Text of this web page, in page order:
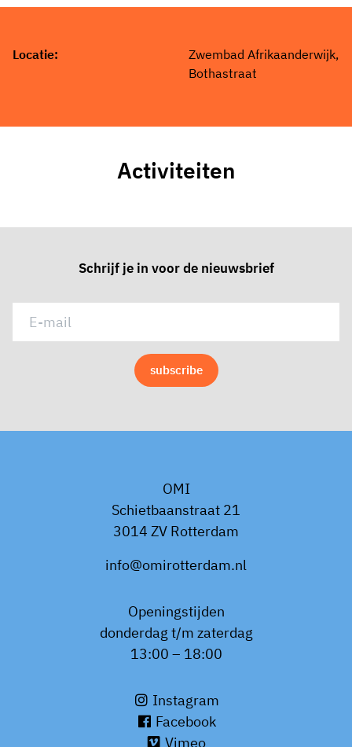
Locatie:
Zwembad Afrikaanderwijk,
Bothastraat
Activiteiten
Schrijf je in voor de nieuwsbrief
OMI
Schietbaanstraat 21
3014 ZV Rotterdam
info@omirotterdam.nl
Openingstijden
donderdag t/m zaterdag
13:00 – 18:00
Instagram
Facebook
Vimeo